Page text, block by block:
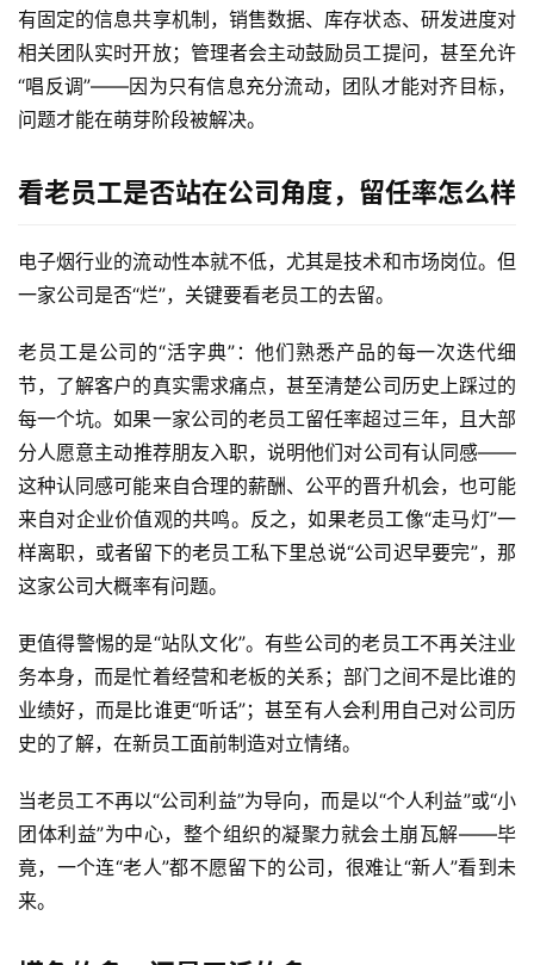
电
子
烟
资
电
子
烟
有固定的信息共享机制，销售数据、库存状态、研发进度对
相关团队实时开放；管理者会主动鼓励员工提问，甚至允许
“唱反调”——因为只有信息充分流动，团队才能对齐目标，
问题才能在萌芽阶段被解决。
看老员工是否站在公司角度，留任率怎么样
电子烟行业的流动性本就不低，尤其是技术和市场岗位。但
一家公司是否“烂”，关键要看老员工的去留。
老员工是公司的“活字典”：他们熟悉产品的每一次迭代细
节，了解客户的真实需求痛点，甚至清楚公司历史上踩过的
每一个坑。如果一家公司的老员工留任率超过三年，且大部
分人愿意主动推荐朋友入职，说明他们对公司有认同感——
这种认同感可能来自合理的薪酬、公平的晋升机会，也可能
来自对企业价值观的共鸣。反之，如果老员工像“走马灯”一
样离职，或者留下的老员工私下里总说“公司迟早要完”，那
这家公司大概率有问题。
更值得警惕的是“站队文化”。有些公司的老员工不再关注业
务本身，而是忙着经营和老板的关系；部门之间不是比谁的
业绩好，而是比谁更“听话”；甚至有人会利用自己对公司历
史的了解，在新员工面前制造对立情绪。
当老员工不再以“公司利益”为导向，而是以“个人利益”或“小
团体利益”为中心，整个组织的凝聚力就会土崩瓦解——毕
竟，一个连“老人”都不愿留下的公司，很难让“新人”看到未
来。